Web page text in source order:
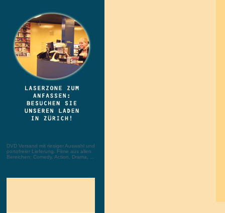
DVD Versand mit riesiger Auswahl und
portofreier Lieferung. Filme aus allen
Bereichen: Comedy, Action, Drama, ...